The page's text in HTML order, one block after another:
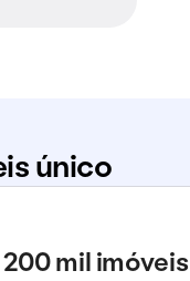
único
mil imóveis